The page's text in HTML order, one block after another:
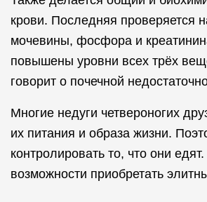
крови. Последняя проверяется
мочевины, фосфора и
повышены уровни всех трёх
говорит о почечной
Многие недуги четвероногих
их питания и образа жизни.
контролировать то, что они
возможности приобретать